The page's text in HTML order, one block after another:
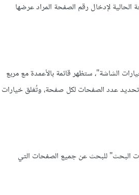
لإدخال رقم الصفحة المراد عرضها
الشاشة"، ستظهر قائمة بالأعمدة مع مربع
تحديد عدد الصفحات لكل صفحة، وتُغلق خيارات
البحث" للبحث عن جميع الصفحات التي